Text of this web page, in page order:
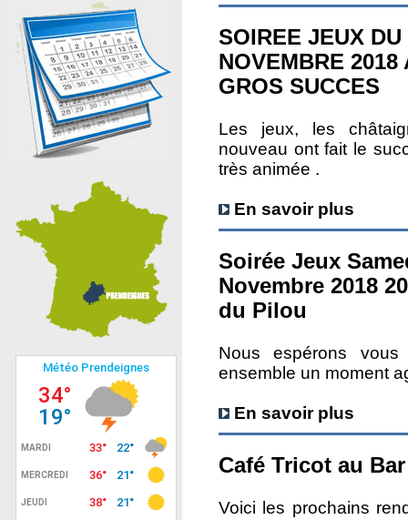
SOIREE JEUX DU
NOVEMBRE 2018
GROS SUCCES
Les jeux, les
nouveau ont fait le
très animée .
En savoir plus
Soirée Jeux
Novembre 2018
du Pilou
Nous espérons
ensemble un moment
En savoir plus
Café Tricot au
Voici les prochains